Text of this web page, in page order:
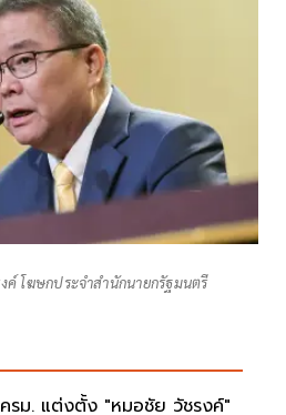
โฆษกประจำสำนักนายกรัฐมนตรี
รม. แต่งตั้ง "หมอชัย วัชรงค์"